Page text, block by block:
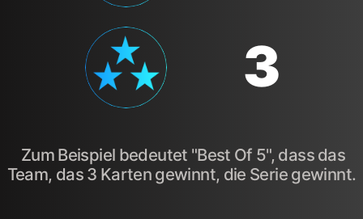
3
Zum Beispiel bedeutet "Best Of 5", dass das
Team, das 3 Karten gewinnt, die Serie gewinnt.